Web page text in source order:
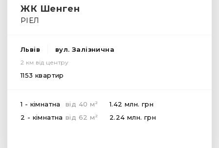
ЖК Шенген
РІЕЛ
Львів вул. Залізнична
2 км від центру
1153 квартир
1 - кімнатна від 40 м 2 1.42 млн. грн
2 - кімнатна від 62 м 2 2.24 млн. грн